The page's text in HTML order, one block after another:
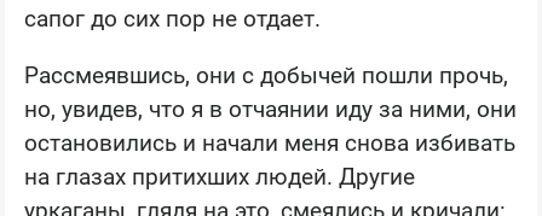
сапог до сих пор не отдает.
Рассмеявшись, они с добычей пошли прочь,
но, увидев, что я в отчаянии иду за ними, они
остановились и начали меня снова избивать
на глазах притихших людей. Другие